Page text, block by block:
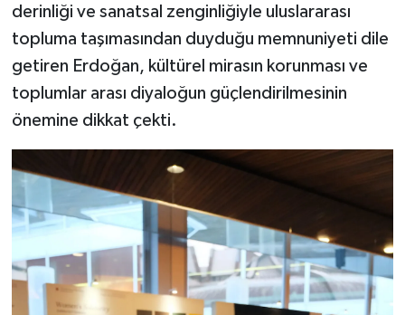
derinliği ve sanatsal zenginliğiyle uluslararası
topluma taşımasından duyduğu memnuniyeti dile
getiren Erdoğan, kültürel mirasın korunması ve
toplumlar arası diyaloğun güçlendirilmesinin
önemine dikkat çekti.